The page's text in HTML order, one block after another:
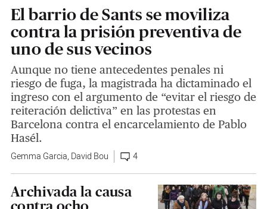
El barrio de Sants se moviliza
contra la prisión preventiva de
uno de sus vecinos
Aunque no tiene antecedentes penales ni
riesgo de fuga, la magistrada ha dictaminado el
ingreso con el argumento de “evitar el riesgo de
reiteración delictiva” en las protestas en
Barcelona contra el encarcelamiento de Pablo
Hasél.
Gemma Garcia, David Bou 4
Archivada la causa
contra ocho